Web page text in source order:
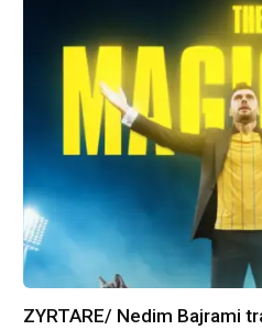
ZYRTARE/ Nedim Bajrami